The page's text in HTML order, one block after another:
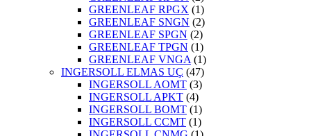
GREENLEAF RPGX (1)
GREENLEAF SNGN (2)
GREENLEAF SPGN (2)
GREENLEAF TPGN (1)
GREENLEAF VNGA (1)
INGERSOLL ELMAS UÇ (47)
INGERSOLL AOMT (3)
INGERSOLL APKT (4)
INGERSOLL BOMT (1)
INGERSOLL CCMT (1)